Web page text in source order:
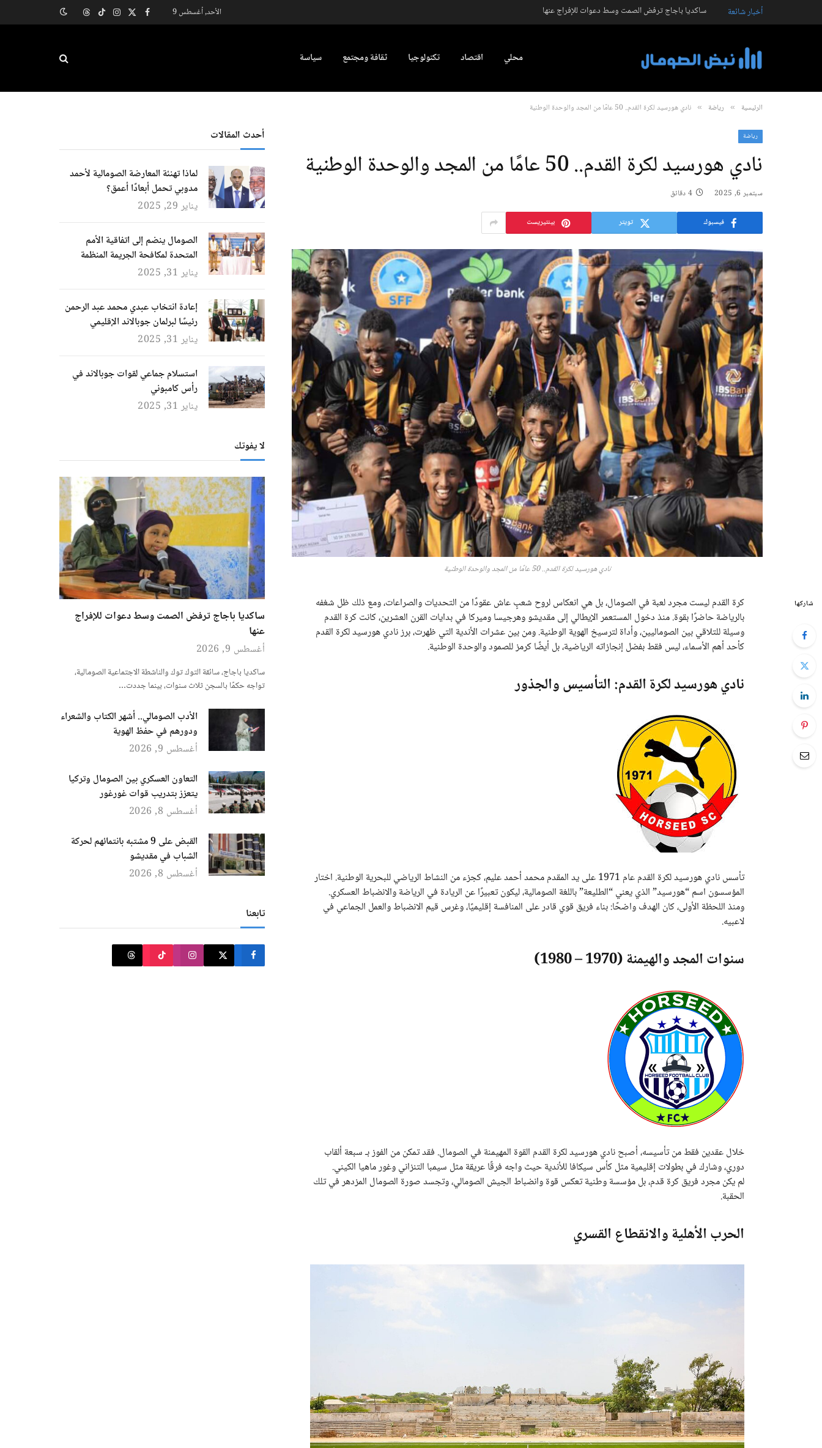
أخبار شائعة ساكديا باجاج ترفض الصمت وسط دعوات للإفراج عنها الأحد, أغسطس 9 فيسبوك
X
الانستغرام
تيكتوكThreads
محلي اقتصاد تكنولوجيا ثقافة ومجتمع سياسة
الرئيسية » رياضة » نادي هورسيد لكرة القدم.. 50 عامًا من المجد والوحدة الوطنية
رياضة
نادي هورسيد لكرة القدم.. 50 عامًا من المجد والوحدة الوطنية
سبتمبر 6, 2025 4 دقائق
فيسبوك تويتر بينتيريست
نادي هورسيد لكرة القدم.. 50 عامًا من المجد والوحدة الوطنية
شاركها
كرة القدم ليست مجرد لعبة في الصومال، بل هي انعكاس لروح شعبٍ عاش عقودًا من التحديات والصراعات، ومع ذلك ظل شغفه
بالرياضة حاضرًا بقوة. منذ دخول المستعمر الإيطالي إلى مقديشو وهرجيسا وميركا في بدايات القرن العشرين، كانت كرة القدم
وسيلة للتلاقي بين الصوماليين، وأداة لترسيخ الهوية الوطنية. ومن بين عشرات الأندية التي ظهرت، برز نادي هورسيد لكرة القدم
كأحد أهم الأسماء، ليس فقط بفضل إنجازاته الرياضية، بل أيضًا كرمز للصمود والوحدة الوطنية.
نادي هورسيد لكرة القدم: التأسيس والجذور
تأسس نادي هورسيد لكرة القدم عام 1971 على يد المقدم محمد أحمد عليم، كجزء من النشاط الرياضي للبحرية الوطنية. اختار
المؤسسون اسم “هورسيد” الذي يعني “الطليعة” باللغة الصومالية، ليكون تعبيرًا عن الريادة في الرياضة والانضباط العسكري.
ومنذ اللحظة الأولى، كان الهدف واضحًا: بناء فريق قوي قادر على المنافسة إقليميًا، وغرس قيم الانضباط والعمل الجماعي في
لاعبيه.
سنوات المجد والهيمنة (1970 – 1980)
خلال عقدين فقط من تأسيسه، أصبح نادي هورسيد لكرة القدم القوة المهيمنة في الصومال. فقد تمكن من الفوز بـ سبعة ألقاب
دوري، وشارك في بطولات إقليمية مثل كأس سيكافا للأندية حيث واجه فرقًا عريقة مثل سيمبا التنزاني وغور ماهيا الكيني.
لم يكن مجرد فريق كرة قدم، بل مؤسسة وطنية تعكس قوة وانضباط الجيش الصومالي، وتجسد صورة الصومال المزدهر في تلك
الحقبة.
الحرب الأهلية والانقطاع القسري
أحدث المقالات
لماذا تهنئة المعارضة الصومالية لأحمد
مدوبي تحمل أبعادًا أعمق؟
يناير 29, 2025
الصومال ينضم إلى اتفاقية الأمم
المتحدة لمكافحة الجريمة المنظمة
يناير 31, 2025
إعادة انتخاب عبدي محمد عبد الرحمن
رئيسًا لبرلمان جوبالاند الإقليمي
يناير 31, 2025
استسلام جماعي لقوات جوبالاند في
رأس كامبوني
يناير 31, 2025
لا يفوتك
ساكديا باجاج ترفض الصمت وسط دعوات للإفراج
عنها
أغسطس 9, 2026
ساكديا باجاج، سائقة التوك توك والناشطة الاجتماعية الصومالية،
تواجه حكمًا بالسجن ثلاث سنوات، بينما جددت…
الأدب الصومالي.. أشهر الكتاب والشعراء
ودورهم في حفظ الهوية
أغسطس 9, 2026
التعاون العسكري بين الصومال وتركيا
يتعزز بتدريب قوات غورغور
أغسطس 8, 2026
القبض على 9 مشتبه بانتمائهم لحركة
الشباب في مقديشو
أغسطس 8, 2026
تابعنا